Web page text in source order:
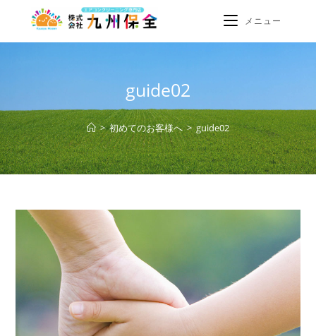
メニュー
guide02
> 初めてのお客様へ > guide02